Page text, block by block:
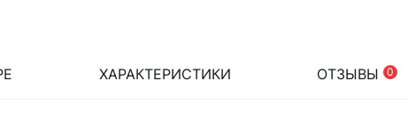
ХАРАКТЕРИСТИКИ ОТЗЫВЫ 0